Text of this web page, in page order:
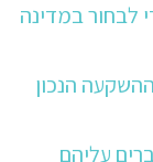
לבחור במדינה
הנכון
עליהם